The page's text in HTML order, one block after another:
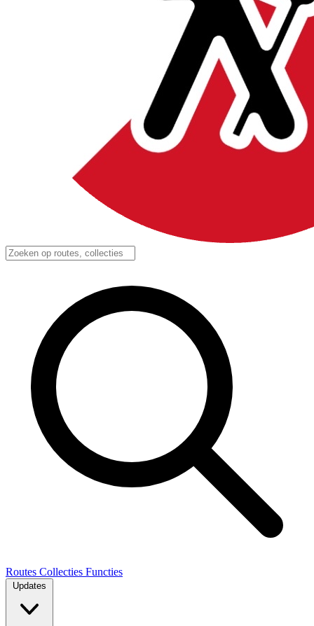
Routes Collecties Functies
Updates